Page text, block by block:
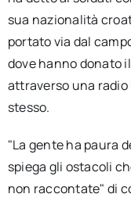
sua nazionalità
portato via dal
dove hanno donato
attraverso una
stesso.
"La gente ha paura
spiega gli ostacoli
non raccontate" di